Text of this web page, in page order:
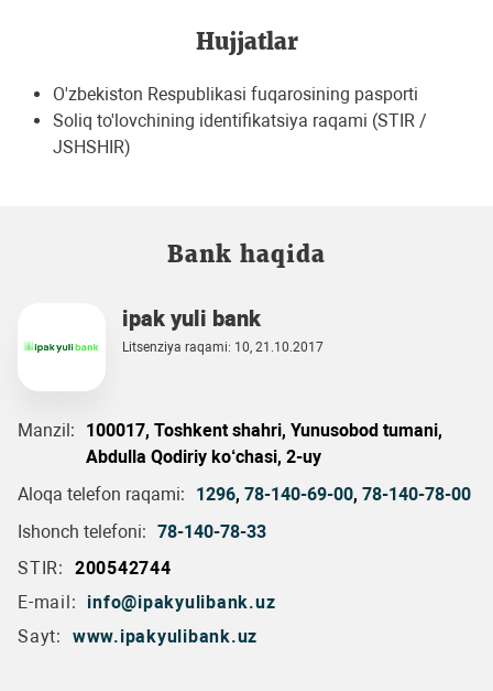
Hujjatlar
O'zbekiston Respublikasi fuqarosining pasporti
Soliq to'lovchining identifikatsiya raqami (STIR /
JSHSHIR)
Bank haqida
ipak yuli bank
Litsenziya raqami: 10, 21.10.2017
Manzil:
100017, Toshkent shahri, Yunusobod tumani,
Abdulla Qodiriy ko‘chasi, 2-uy
Aloqa telefon raqami:
1296, 78-140-69-00, 78-140-78-00
Ishonch telefoni: 78-140-78-33
STIR:
200542744
E-mail:
info@ipakyulibank.uz
Sayt:
www.ipakyulibank.uz